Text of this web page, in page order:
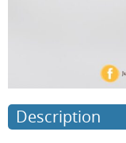
Description